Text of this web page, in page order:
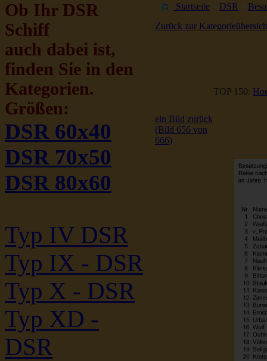
Ob Ihr DSR
Schiff
auch dabei ist,
finden Sie in den
Kategorien.
Größen:
DSR 60x40
DSR 70x50
DSR 80x60
Typ IV DSR
Typ IX - DSR
Typ X - DSR
Typ XD -
DSR
Startseite » DSR »
Zurück zur
TOP 150:
ein Bild zurück
(Bild 656 von
666)